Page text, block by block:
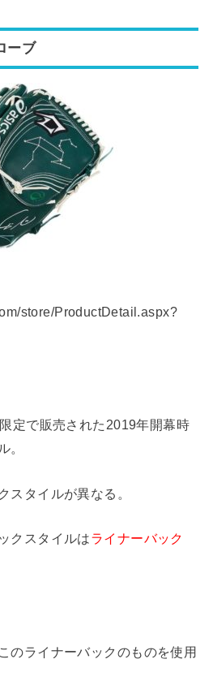
ーブ
store/ProductDetail.aspx?
定で販売された2019年開幕時
。
スタイルが異なる。
クスタイルはライナーバック
のライナーバックのものを使用